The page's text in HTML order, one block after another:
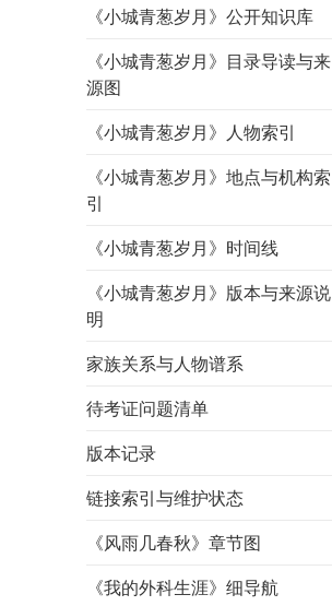
《小城青葱岁月》公开知识库
《小城青葱岁月》目录导读与来
源图
《小城青葱岁月》人物索引
《小城青葱岁月》地点与机构索
引
《小城青葱岁月》时间线
《小城青葱岁月》版本与来源说
明
家族关系与人物谱系
待考证问题清单
版本记录
链接索引与维护状态
《风雨几春秋》章节图
《我的外科生涯》细导航